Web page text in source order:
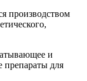
производством
и
препараты для